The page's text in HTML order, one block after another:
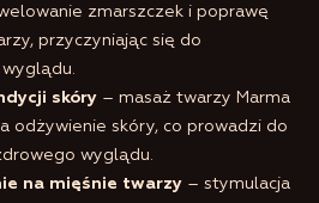
zmarszczek i poprawę
przyczyniając się do
skóry – masaż twarzy Marma
odżywienie skóry, co prowadzi do
wyglądu.
na mięśnie twarzy – stymulacja